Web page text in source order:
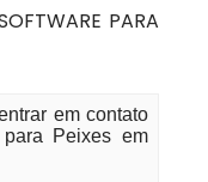
PARA
em contato
Peixes em